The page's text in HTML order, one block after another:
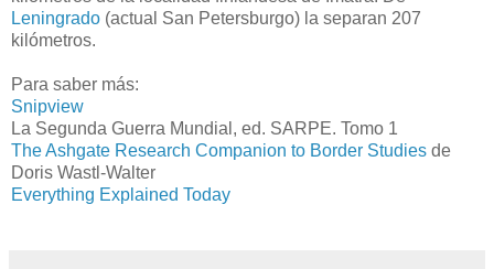
Leningrado (actual San Petersburgo) la separan 207
kilómetros.
Para saber más:
Snipview
La Segunda Guerra Mundial, ed. SARPE. Tomo 1
The Ashgate Research Companion to Border Studies de
Doris Wastl-Walter
Everything Explained Today